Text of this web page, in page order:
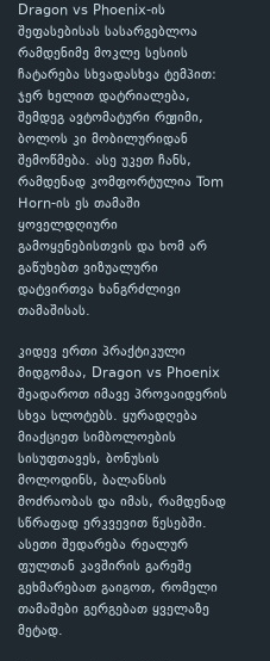
Dragon vs Phoenix-ის
შეფასებისას სასარგებლოა
რამდენიმე მოკლე სესიის
ჩატარება სხვადასხვა ტემპით:
ჯერ ხელით დატრიალება,
შემდეგ ავტომატური რეჟიმი,
ბოლოს კი მობილურიდან
შემოწმება. ასე უკეთ ჩანს,
რამდენად კომფორტულია Tom
Horn-ის ეს თამაში
ყოველდღიური
გამოყენებისთვის და ხომ არ
გაწუხებთ ვიზუალური
დატვირთვა ხანგრძლივი
თამაშისას.
კიდევ ერთი პრაქტიკული
მიდგომაა, Dragon vs Phoenix
შეადაროთ იმავე პროვაიდერის
სხვა სლოტებს. ყურადღება
მიაქციეთ სიმბოლოების
სისუფთავეს, ბონუსის
მოლოდინს, ბალანსის
მოძრაობას და იმას, რამდენად
სწრაფად ერკვევით წესებში.
ასეთი შედარება რეალურ
ფულთან კავშირის გარეშე
გეხმარებათ გაიგოთ, რომელი
თამაშები გერგებათ ყველაზე
მეტად.